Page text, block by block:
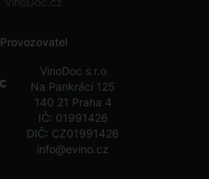
Provozovatel
VinoDoc s.r.o
Na Pankráci 125
140 21 Praha 4
IČ: 01991426
DIČ: CZ01991426
info@evino.cz